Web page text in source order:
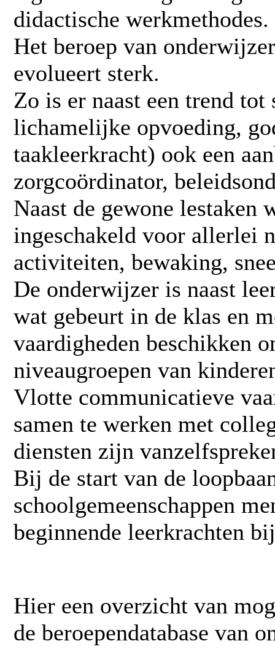
didactische werkmethodes.
Het beroep van
evolueert sterk.
Zo is er naast een trend
lichamelijke opvoeding,
taakleerkracht) ook een
zorgcoördinator,
Naast de gewone lestaken
ingeschakeld voor allerlei
activiteiten, bewaking,
De onderwijzer is naast
wat gebeurt in de klas en
vaardigheden beschikken
niveaugroepen van
Vlotte communicatieve
samen te werken met
diensten zijn
Bij de start van de
schoolgemeenschappen
beginnende leerkrachten
Hier een overzicht van
de beroependatabase van